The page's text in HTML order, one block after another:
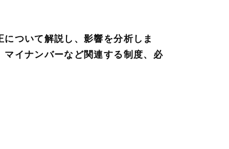
ついて解説し、影響を分析しま
イナンバーなど関連する制度、必